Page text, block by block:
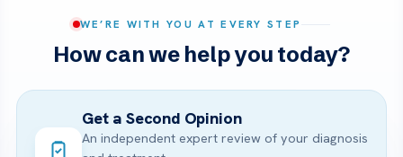
WE’RE WITH YOU AT EVERY STEP
How can we help you today?
Get a Second Opinion
An independent expert review of your diagnosis